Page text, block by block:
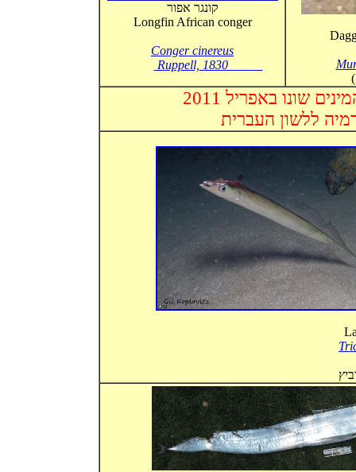
קונגר אפור
Longfin African conger
Conger cinereus
Ruppell, 1830
שונו באפריל 2011
ללשון העברית